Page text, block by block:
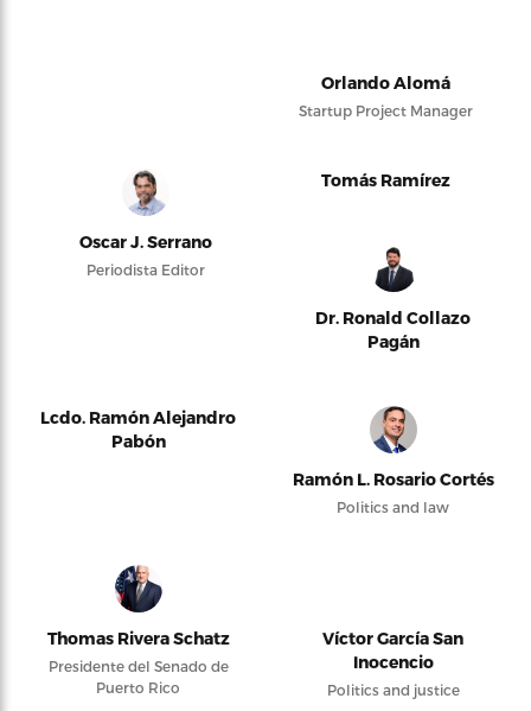
Orlando Alomá
Startup Project Manager
Oscar J. Serrano
Periodista Editor
Tomás Ramírez
Dr. Ronald Collazo
Pagán
Lcdo. Ramón Alejandro
Pabón
Ramón L. Rosario Cortés
Politics and law
Thomas Rivera Schatz
Presidente del Senado de
Puerto Rico
Víctor García San
Inocencio
Politics and justice